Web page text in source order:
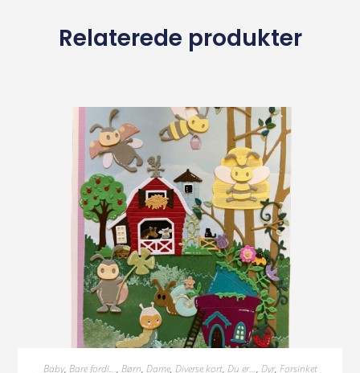
Relaterede produkter
Baby, Bare fordi..., Børn, Dame, Diverse kort, Du er..., Dyr, Forsinket